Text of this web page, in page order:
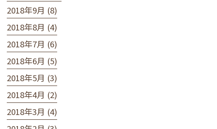
2018年9月 (8)
2018年8月 (4)
2018年7月 (6)
2018年6月 (5)
2018年5月 (3)
2018年4月 (2)
2018年3月 (4)